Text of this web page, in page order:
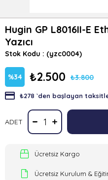
Hugin GP L8016II-E
Yazıcı
Stok Kodu (yzc0004)
%34
İndirim
₺3.800
₺2.500
₺278 `den başlayan
ADET
Ücretsiz Kargo
Ücretsiz Kurulum &